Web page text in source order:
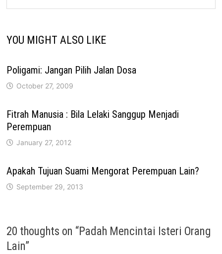
YOU MIGHT ALSO LIKE
Poligami: Jangan Pilih Jalan Dosa
October 27, 2009
Fitrah Manusia : Bila Lelaki Sanggup Menjadi
Perempuan
January 27, 2012
Apakah Tujuan Suami Mengorat Perempuan Lain?
September 29, 2013
20 thoughts on “Padah Mencintai Isteri Orang
Lain”